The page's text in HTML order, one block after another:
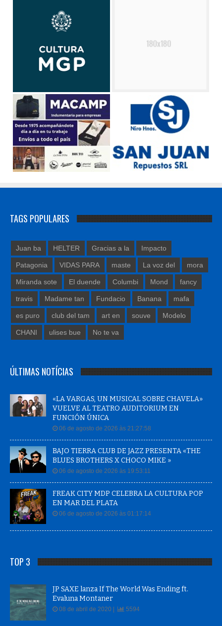
TAGS POPULARES
Juan ba HELTER Gracias a la Impacto
Patagonia VIDAS PARA maste La voz del mora
Miranda sote El duende Columbi Mond fancy
travis Madame tan Fundacio Banana mafa
es puro club del tam art en souve Modelo
CHANI ulises bue No te va
ÚLTIMAS NOTÍCIAS
«LA VARGAS, UN MUSICAL SOBRE CHAVELA»
VUELVE AL TEATRO AUDITORIUM EN
FUNCIÓN ÚNICA
06 de agosto de 2026 às 21:27:58
BAJO TIERRA CLUB DE JAZZ PRESENTA «THE
BLUES BROTHERS X CHOCO MIKE »
06 de agosto de 2026 às 19:53:11
FREAK CITY MDP CELEBRA LA CULTURA POP
EN MAR DEL PLATA
06 de agosto de 2026 às 01:17:14
TOP 3
JP SAXE lanza If The World Was Ending ft.
Evaluna Montaner
08 de abril de 2020 | 5594